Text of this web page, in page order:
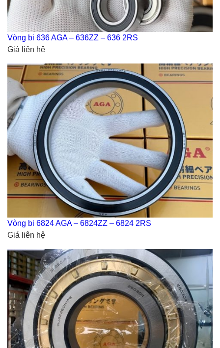
Vòng bi 636 AGA – 636ZZ – 636 2RS
Giá liên hệ
Vòng bi 6824 AGA – 6824ZZ – 6824 2RS
Giá liên hệ